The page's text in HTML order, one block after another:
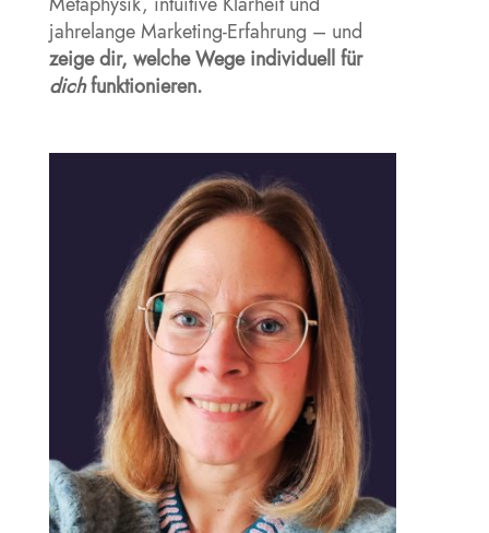
jahrelange Marketing-Erfahrung – und
zeige dir, welche Wege individuell für
dichfunktionieren.